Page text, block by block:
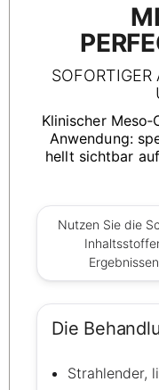
Klinischer
Anwendung:
hellt sichtbar
Nutzen Sie die
Die
Strahlender,